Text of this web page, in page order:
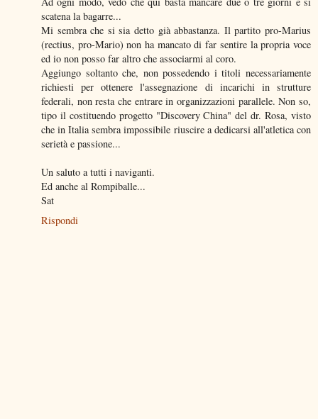
scatena la bagarre...
Mi sembra che si sia detto già abbastanza. Il partito pro-Marius
(rectius, pro-Mario) non ha mancato di far sentire la propria voce
ed io non posso far altro che associarmi al coro.
Aggiungo soltanto che, non possedendo i titoli necessariamente
richiesti per ottenere l'assegnazione di incarichi in strutture
federali, non resta che entrare in organizzazioni parallele. Non so,
tipo il costituendo progetto "Discovery China" del dr. Rosa, visto
che in Italia sembra impossibile riuscire a dedicarsi all'atletica con
serietà e passione...
Un saluto a tutti i naviganti.
Ed anche al Rompiballe...
Sat
Rispondi